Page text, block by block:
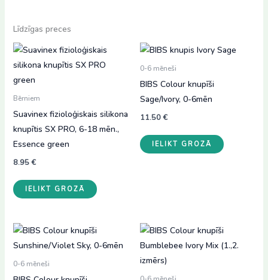
Līdzīgas preces
Bērniem
Suavinex fizioloģiskais silikona
knupītis SX PRO, 6-18 mēn.,
Essence green
8.95€
IELIKT GROZĀ
0-6 mēneši
BIBS Colour knupīši
Sage/Ivory, 0-6mēn
11.50€
IELIKT GROZĀ
0-6 mēneši